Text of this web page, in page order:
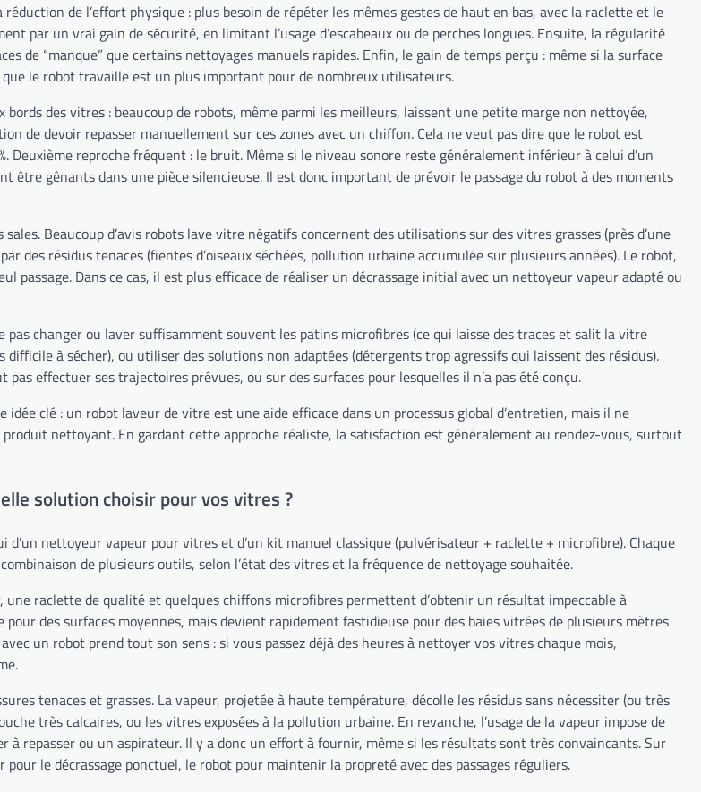
de l’effort physique : plus besoin de répéter les mêmes gestes de haut en bas, avec la raclette et le
par un vrai gain de sécurité, en limitant l’usage d’escabeaux ou de perches longues. Ensuite, la régularité
de “manque” que certains nettoyages manuels rapides. Enfin, le gain de temps perçu : même si la surface
le robot travaille est un plus important pour de nombreux utilisateurs.
des vitres : beaucoup de robots, même parmi les meilleurs, laissent une petite marge non nettoyée,
de devoir repasser manuellement sur ces zones avec un chiffon. Cela ne veut pas dire que le robot est
reproche fréquent : le bruit. Même si le niveau sonore reste généralement inférieur à celui d’un
gênants dans une pièce silencieuse. Il est donc important de prévoir le passage du robot à des moments
Beaucoup d’avis robots lave vitre négatifs concernent des utilisations sur des vitres grasses (près d’une
des résidus tenaces (fientes d’oiseaux séchées, pollution urbaine accumulée sur plusieurs années). Le robot,
passage. Dans ce cas, il est plus efficace de réaliser un décrassage initial avec un nettoyeur vapeur adapté ou
changer ou laver suffisamment souvent les patins microfibres (ce qui laisse des traces et salit la vitre
à sécher), ou utiliser des solutions non adaptées (détergents trop agressifs qui laissent des résidus).
effectuer ses trajectoires prévues, ou sur des surfaces pour lesquelles il n’a pas été conçu.
clé : un robot laveur de vitre est une aide efficace dans un processus global d’entretien, mais il ne
nettoyant. En gardant cette approche réaliste, la satisfaction est généralement au rendez-vous, surtout
solution choisir pour vos vitres ?
nettoyeur vapeur pour vitres et d’un kit manuel classique (pulvérisateur + raclette + microfibre). Chaque
de plusieurs outils, selon l’état des vitres et la fréquence de nettoyage souhaitée.
raclette de qualité et quelques chiffons microfibres permettent d’obtenir un résultat impeccable à
des surfaces moyennes, mais devient rapidement fastidieuse pour des baies vitrées de plusieurs mètres
un robot prend tout son sens : si vous passez déjà des heures à nettoyer vos vitres chaque mois,
tenaces et grasses. La vapeur, projetée à haute température, décolle les résidus sans nécessiter (ou très
très calcaires, ou les vitres exposées à la pollution urbaine. En revanche, l’usage de la vapeur impose de
repasser ou un aspirateur. Il y a donc un effort à fournir, même si les résultats sont très convaincants. Sur
le décrassage ponctuel, le robot pour maintenir la propreté avec des passages réguliers.